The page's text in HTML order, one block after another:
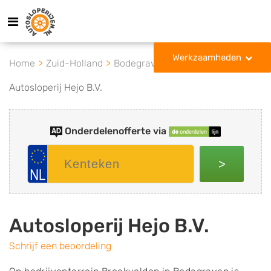
Werkzaamheden
Home Zuid-Holland Bodegraven
Autosloperij Hejo B.V.
Onderdelenofferte via
>
Autosloperij Hejo B.V.
Schrijf een beoordeling